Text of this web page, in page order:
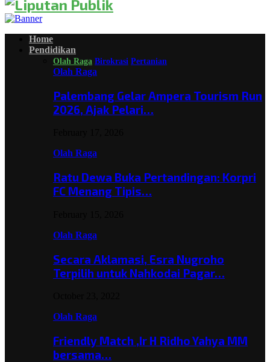
Home
Pendidikan
Olah Raga Birokrasi Pertanian
Olah Raga
Palembang Gelar Ampera Tourism Run
2026, Ajak Pelari…
Olah Raga
Ratu Dewa Buka Pertandingan: Korpri
FC Menang Tipis…
Olah Raga
Secara Aklamasi, Esra Nugroho
Terpilih untuk Nahkodai Pagar…
Olah Raga
Friendly Match ,Ir H Ridho Yahya MM
bersama…